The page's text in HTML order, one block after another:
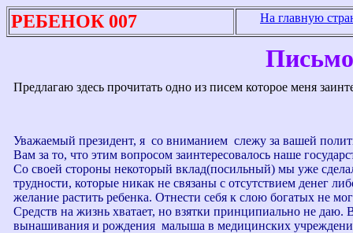
РЕБЕНОК 007 На главную
Письмо
Предлагаю здесь прочитать одно из писем которое меня
Уважаемый президент, я со вниманием слежу за вашей
Вам за то, что этим вопросом заинтересовалось наше
Со своей стороны некоторый вклад(посильный) мы уже
трудности, которые никак не связаны с отсутствием денег
желание растить ребенка. Отнести себя к слою богатых не
Средств на жизнь хватает, но взятки принципиально не
вынашивания и рождения малыша в медицинских